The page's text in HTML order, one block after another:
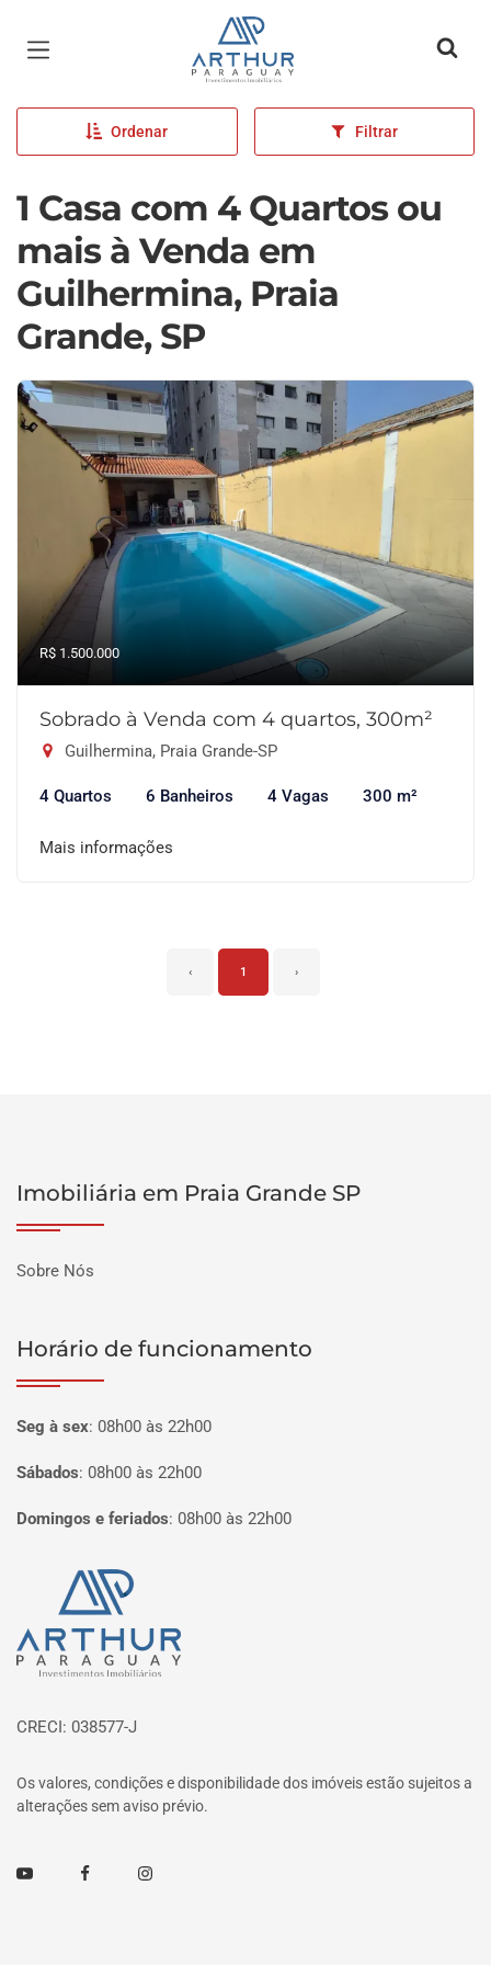
Página inicial
Ordenar Filtrar
1 Casa com 4 Quartos ou
mais à Venda em
Guilhermina, Praia
Grande, SP
R$ 1.500.000
Sobrado à Venda com 4 quartos, 300m²
Guilhermina, Praia Grande-SP
4 Quartos 6 Banheiros 4 Vagas 300 m²
Mais informações
‹ 1 ›
Imobiliária em Praia Grande SP
Sobre Nós
Horário de funcionamento
Seg à sex: 08h00 às 22h00
Sábados: 08h00 às 22h00
Domingos e feriados: 08h00 às 22h00
Página inicial
CRECI: 038577-J
Os valores, condições e disponibilidade dos imóveis estão sujeitos a
alterações sem aviso prévio.
Youtube FacebookInstagram